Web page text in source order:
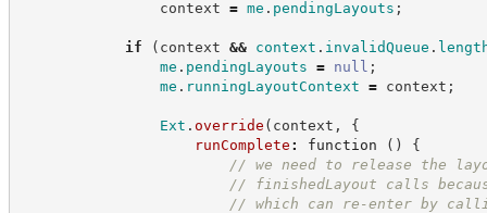
context = me . pendingLayouts ;
if ( context && context . invalidQueue .
me . pendingLayouts = null ;
me . runningLayoutContext = context ;
Ext . override ( context ,
{
runComplete : function ( )
{
// we need to release the
// finishedLayout calls
// which can re-enter by